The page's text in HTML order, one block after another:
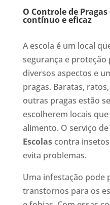
O Controle de
contínuo e eficaz
A escola é um local
segurança e proteção
diversos aspectos e
pragas. Baratas,
outras pragas estão
escolherem locais
alimento. O serviço de
Escolascontra insetos
evita problemas.
Uma infestação pode
transtornos para os